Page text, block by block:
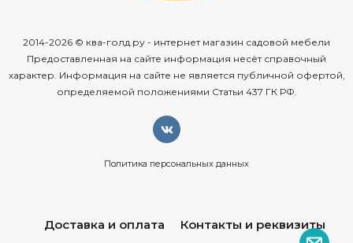
2014-2026 © ква-голд.ру - интернет магазин садовой мебели
Предоставленная на сайте информация несёт справочный
характер. Информация на сайте не является публичной офертой,
определяемой положениями Статьи 437 ГК РФ.
Политика персональных данных
Доставка и оплата Контакты и реквизиты